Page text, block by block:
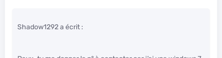
Shadow1292 a écrit :